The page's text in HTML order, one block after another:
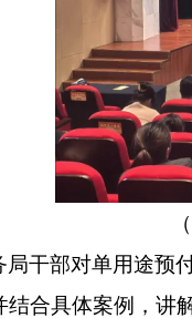
干部对单用途预
合具体案例，